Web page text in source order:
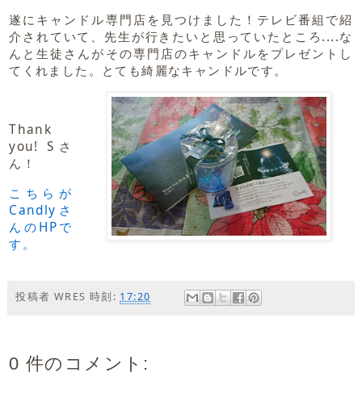
遂にキャンドル専門店を見つけました！テレビ番組で紹
介されていて、先生が行きたいと思っていたところ....な
んと生徒さんがその専門店のキャンドルをプレゼントし
てくれました。とても綺麗なキャンドルです。
Thank
you! Sさ
ん！
こちらが
Candlyさ
んのHPで
す。
投稿者 WRES 時刻: 17:20
0 件のコメント: